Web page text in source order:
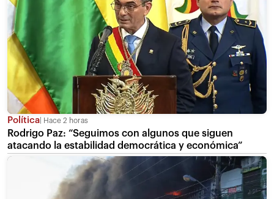
Política Hace 2 horas
Rodrigo Paz: “Seguimos con algunos que siguen
atacando la estabilidad democrática y económica”